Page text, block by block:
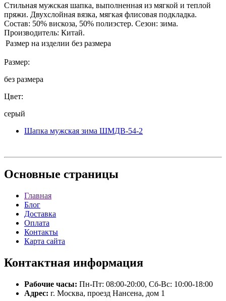
Стильная мужская шапка, выполненная из мягкой и теплой
пряжи. Двухслойная вязка, мягкая флисовая подкладка.
Состав: 50% вискоза, 50% полиэстер. Сезон: зима.
Производитель: Китай.
Размер на изделии без размера
Размер:
без размера
Цвет:
серый
Шапка мужская зима ШМДВ-54-2
Основные страницы
Главная
Блог
Доставка
Оплата
Контакты
Карта сайта
Контактная информация
Рабочие часы: Пн-Пт: 08:00-20:00, Сб-Вс: 10:00-18:00
Адрес: г. Москва, проезд Нансена, дом 1